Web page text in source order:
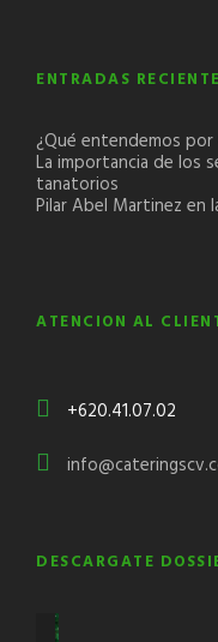
ENTRADAS
¿Qué entendemos por
La importancia de los
tanatorios
Pilar Abel Martinez en
ATENCION AL
+620.41.07.02
DESCARGATE